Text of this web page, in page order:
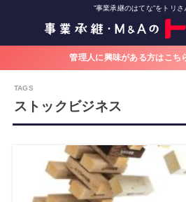
”事業承継のはてな”をトリさ
管理人に興味がある方はこち
ストックビジネス